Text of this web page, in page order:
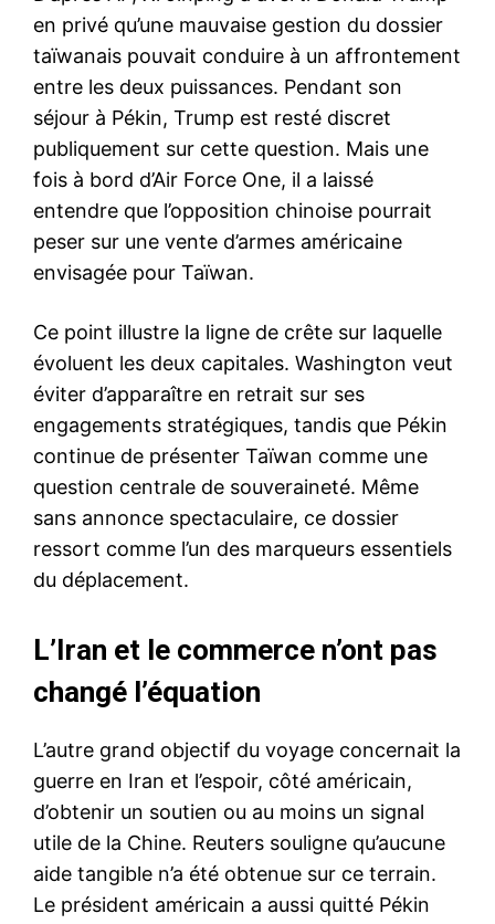
en privé qu’une mauvaise gestion du dossier
taïwanais pouvait conduire à un affrontement
entre les deux puissances. Pendant son
séjour à Pékin, Trump est resté discret
publiquement sur cette question. Mais une
fois à bord d’Air Force One, il a laissé
entendre que l’opposition chinoise pourrait
peser sur une vente d’armes américaine
envisagée pour Taïwan.
Ce point illustre la ligne de crête sur laquelle
évoluent les deux capitales. Washington veut
éviter d’apparaître en retrait sur ses
engagements stratégiques, tandis que Pékin
continue de présenter Taïwan comme une
question centrale de souveraineté. Même
sans annonce spectaculaire, ce dossier
ressort comme l’un des marqueurs essentiels
du déplacement.
L’Iran et le commerce n’ont pas
changé l’équation
L’autre grand objectif du voyage concernait la
guerre en Iran et l’espoir, côté américain,
d’obtenir un soutien ou au moins un signal
utile de la Chine. Reuters souligne qu’aucune
aide tangible n’a été obtenue sur ce terrain.
Le président américain a aussi quitté Pékin